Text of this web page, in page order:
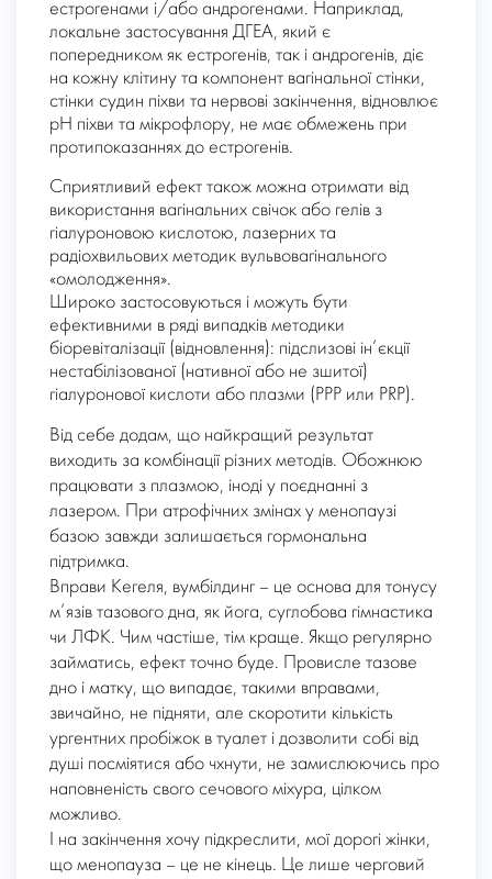
естрогенами і/або андрогенами. Наприклад,
локальне застосування ДГЕА, який є
попередником як естрогенів, так і андрогенів, діє
на кожну клітину та компонент вагінальної стінки,
стінки судин піхви та нервові закінчення, відновлює
рН піхви та мікрофлору, не має обмежень при
протипоказаннях до естрогенів.
Сприятливий ефект також можна отримати від
використання вагінальних свічок або гелів з
гіалуроновою кислотою, лазерних та
радіохвильових методик вульвовагінального
«омолодження».
Широко застосовуються і можуть бути
ефективними в ряді випадків методики
біоревіталізації (відновлення): підслизові ін’єкції
нестабілізованої (нативної або не зшитої)
гіалуронової кислоти або плазми (РРР или PRP).
Від себе додам, що найкращий результат
виходить за комбінації різних методів. Обожнюю
працювати з плазмою, іноді у поєднанні з
лазером. При атрофічних змінах у менопаузі
базою завжди залишається гормональна
підтримка.
Вправи Кегеля, вумбілдинг – це основа для тонусу
м’язів тазового дна, як йога, суглобова гімнастика
чи ЛФК. Чим частіше, тім краще. Якщо регулярно
займатись, ефект точно буде. Провисле тазове
дно і матку, що випадає, такими вправами,
звичайно, не підняти, але скоротити кількість
ургентних пробіжок в туалет і дозволити собі від
душі посміятися або чхнути, не замислюючись про
наповненість свого сечового міхура, цілком
можливо.
І на закінчення хочу підкреслити, мої дорогі жінки,
що менопауза – це не кінець. Це лише черговий